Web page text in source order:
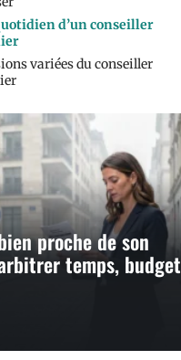
d’un conseiller
variées du conseiller
proche de son
temps,